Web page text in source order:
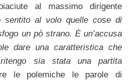
al massimo dirigente
sentito al volo quelle cose di
un pò strano. È un’accusa
dare una caratteristica che
sia stata una partita
le polemiche le parole di